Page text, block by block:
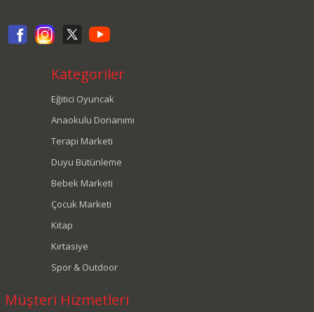
Kategoriler
Eğitici Oyuncak
Anaokulu Donanımı
Terapi Marketi
Duyu Bütünleme
Bebek Marketi
Çocuk Marketi
Kitap
Kırtasiye
Spor & Outdoor
Müşteri Hizmetleri